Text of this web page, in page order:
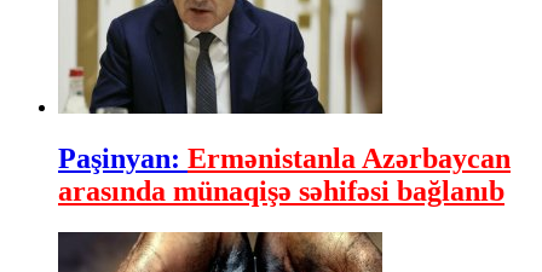
Paşinyan: Ermənistanla Azərbaycan
arasında münaqişə səhifəsi bağlanıb